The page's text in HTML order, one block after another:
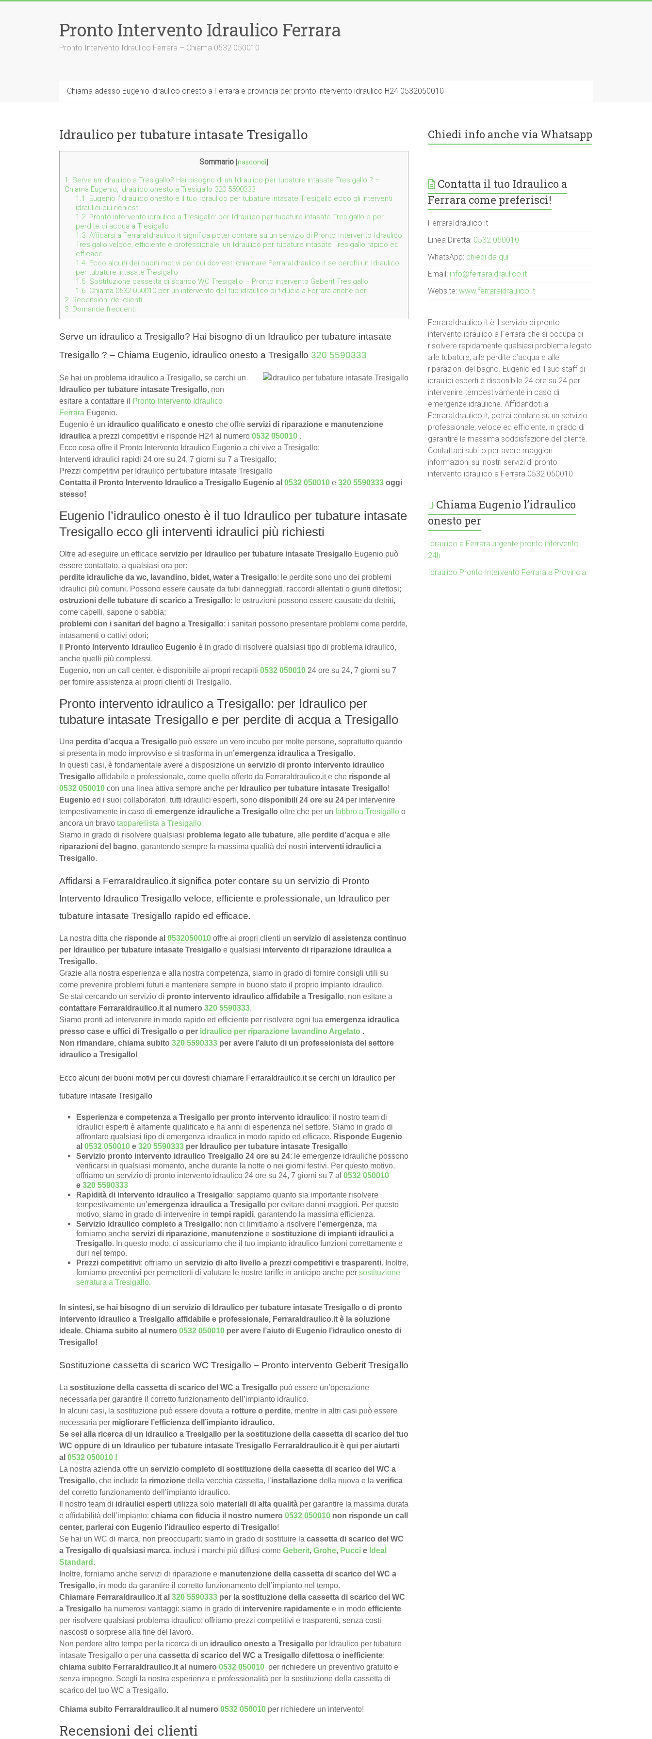
Pronto Intervento Idraulico Ferrara
Pronto Intervento Idraulico Ferrara – Chiama 0532 050010
Chiama adesso Eugenio idraulico onesto a Ferrara e provincia per pronto intervento idraulico H24 0532050010
Idraulico per tubature intasate Tresigallo
Sommario nascondi
1. Serve un idraulico a Tresigallo? Hai bisogno di un Idraulico per tubature intasate Tresigallo ? –
Chiama Eugenio, idraulico onesto a Tresigallo 320 5590333
1.1. Eugenio l’idraulico onesto è il tuo Idraulico per tubature intasate Tresigallo ecco gli interventi
idraulici più richiesti
1.2. Pronto intervento idraulico a Tresigallo: per Idraulico per tubature intasate Tresigallo e per
perdite di acqua a Tresigallo
1.3. Affidarsi a FerraraIdraulico.it significa poter contare su un servizio di Pronto Intervento Idraulico
Tresigallo veloce, efficiente e professionale, un Idraulico per tubature intasate Tresigallo rapido ed
efficace.
1.4. Ecco alcuni dei buoni motivi per cui dovresti chiamare FerraraIdraulico.it se cerchi un Idraulico
per tubature intasate Tresigallo
1.5. Sostituzione cassetta di scarico WC Tresigallo – Pronto intervento Geberit Tresigallo
1.6. Chiama 0532 050010 per un intervento del tuo idraulico di fiducia a Ferrara anche per:
2. Recensioni dei clienti
3. Domande frequenti
Serve un idraulico a Tresigallo? Hai bisogno di un Idraulico per tubature intasate
Tresigallo ? – Chiama Eugenio, idraulico onesto a Tresigallo 320 5590333
Se hai un problema idraulico a Tresigallo, se cerchi un
Idraulico per tubature intasate Tresigallo, non
esitare a contattare il
Pronto Intervento Idraulico
Ferrara Eugenio.
Eugenio è un idraulico qualificato e onesto che offre servizi di riparazione e manutenzione
idraulica a prezzi competitivi e risponde H24 al numero 0532 050010 .
Ecco cosa offre il Pronto Intervento Idraulico Eugenio a chi vive a Tresigallo:
Interventi idraulici rapidi 24 ore su 24, 7 giorni su 7 a Tresigallo;
Prezzi competitivi per Idraulico per tubature intasate Tresigallo
Contatta il Pronto Intervento Idraulico a Tresigallo Eugenio al 0532 050010 e 320 5590333 oggi
stesso!
Eugenio l’idraulico onesto è il tuo Idraulico per tubature intasate
Tresigallo ecco gli interventi idraulici più richiesti
Oltre ad eseguire un efficace servizio per Idraulico per tubature intasate Tresigallo Eugenio può
essere contattato, a qualsiasi ora per:
perdite idrauliche da wc, lavandino, bidet, water a Tresigallo: le perdite sono uno dei problemi
idraulici più comuni. Possono essere causate da tubi danneggiati, raccordi allentati o giunti difettosi;
ostruzioni delle tubature di scarico a Tresigallo: le ostruzioni possono essere causate da detriti,
come capelli, sapone o sabbia;
problemi con i sanitari del bagno a Tresigallo: i sanitari possono presentare problemi come perdite,
intasamenti o cattivi odori;
Pronto Intervento Idraulico Eugenio è in grado di risolvere qualsiasi tipo di problema idraulico,
anche quelli più complessi.
Eugenio, non un call center, è disponibile ai propri recapiti 0532 050010 24 ore su 24, 7 giorni su 7
per fornire assistenza ai propri clienti di Tresigallo.
Pronto intervento idraulico a Tresigallo: per Idraulico per
tubature intasate Tresigallo e per perdite di acqua a Tresigallo
Una perdita d’acqua a Tresigallo può essere un vero incubo per molte persone, soprattutto quando
si presenta in modo improvviso e si trasforma in un’emergenza idraulica a Tresigallo.
In questi casi, è fondamentale avere a disposizione un servizio di pronto intervento idraulico
Tresigallo affidabile e professionale, come quello offerto da FerraraIdraulico.it e che risponde al
0532 050010 con una linea attiva sempre anche per Idraulico per tubature intasate Tresigallo!
Eugenio ed i suoi collaboratori, tutti idraulici esperti, sono disponibili 24 ore su 24 per intervenire
tempestivamente in caso di emergenze idrauliche a Tresigallo oltre che per un fabbro a Tresigallo o
ancora un bravo tapparellista a Tresigallo
Siamo in grado di risolvere qualsiasi problema legato alle tubature, alle perdite d’acqua e alle
riparazioni del bagno, garantendo sempre la massima qualità dei nostri interventi idraulici a
Tresigallo.
Affidarsi a FerraraIdraulico.it significa poter contare su un servizio di Pronto
Intervento Idraulico Tresigallo veloce, efficiente e professionale, un Idraulico per
tubature intasate Tresigallo rapido ed efficace.
La nostra ditta che risponde al 0532050010 offre ai propri clienti un servizio di assistenza continuo
per Idraulico per tubature intasate Tresigallo e qualsiasi intervento di riparazione idraulica a
Tresigallo.
Grazie alla nostra esperienza e alla nostra competenza, siamo in grado di fornire consigli utili su
come prevenire problemi futuri e mantenere sempre in buono stato il proprio impianto idraulico.
Se stai cercando un servizio di pronto intervento idraulico affidabile a Tresigallo, non esitare a
contattare FerraraIdraulico.it al numero 320 5590333.
Siamo pronti ad intervenire in modo rapido ed efficiente per risolvere ogni tua emergenza idraulica
presso case e uffici di Tresigallo o per idraulico per riparazione lavandino Argelato .
Non rimandare, chiama subito 320 5590333 per avere l’aiuto di un professionista del settore
idraulico a Tresigallo!
Ecco alcuni dei buoni motivi per cui dovresti chiamare FerraraIdraulico.it se cerchi un Idraulico per
tubature intasate Tresigallo
Esperienza e competenza a Tresigallo per pronto intervento idraulico: il nostro team di
idraulici esperti è altamente qualificato e ha anni di esperienza nel settore. Siamo in grado di
affrontare qualsiasi tipo di emergenza idraulica in modo rapido ed efficace. Risponde Eugenio
al 0532 050010 e 320 5590333 per Idraulico per tubature intasate Tresigallo
Servizio pronto intervento idraulico Tresigallo 24 ore su 24: le emergenze idrauliche possono
verificarsi in qualsiasi momento, anche durante la notte o nei giorni festivi. Per questo motivo,
offriamo un servizio di pronto intervento idraulico 24 ore su 24, 7 giorni su 7 al 0532 050010
e 320 5590333
Rapidità di intervento idraulico a Tresigallo: sappiamo quanto sia importante risolvere
tempestivamente un’emergenza idraulica a Tresigallo per evitare danni maggiori. Per questo
motivo, siamo in grado di intervenire in tempi rapidi, garantendo la massima efficienza.
Servizio idraulico completo a Tresigallo: non ci limitiamo a risolvere l’emergenza, ma
forniamo anche servizi di riparazione, manutenzione e sostituzione di impianti idraulici a
Tresigallo. In questo modo, ci assicuriamo che il tuo impianto idraulico funzioni correttamente e
duri nel tempo.
Prezzi competitivi: offriamo un servizio di alto livello a prezzi competitivi e trasparenti. Inoltre,
forniamo preventivi per permetterti di valutare le nostre tariffe in anticipo anche per sostituzione
serratura a Tresigallo.
In sintesi, se hai bisogno di un servizio di Idraulico per tubature intasate Tresigallo o di pronto
intervento idraulico a Tresigallo affidabile e professionale, FerraraIdraulico.it è la soluzione
ideale. Chiama subito al numero 0532 050010 per avere l’aiuto di Eugenio l’idraulico onesto di
Tresigallo!
Sostituzione cassetta di scarico WC Tresigallo – Pronto intervento Geberit Tresigallo
La sostituzione della cassetta di scarico del WC a Tresigallo può essere un’operazione
necessaria per garantire il corretto funzionamento dell’impianto idraulico.
In alcuni casi, la sostituzione può essere dovuta a rotture o perdite, mentre in altri casi può essere
necessaria per migliorare l’efficienza dell’impianto idraulico.
Se sei alla ricerca di un idraulico a Tresigallo per la sostituzione della cassetta di scarico del tuo
WC oppure di un Idraulico per tubature intasate Tresigallo FerraraIdraulico.it è qui per aiutarti
al 0532 050010 !
La nostra azienda offre un servizio completo di sostituzione della cassetta di scarico del WC a
Tresigallo, che include la rimozione della vecchia cassetta, l’installazione della nuova e la verifica
del corretto funzionamento dell’impianto idraulico.
Il nostro team di idraulici esperti utilizza solo materiali di alta qualità per garantire la massima durata
e affidabilità dell’impianto: chiama con fiducia il nostro numero 0532 050010 non risponde un call
center, parlerai con Eugenio l’idraulico esperto di Tresigallo!
Se hai un WC di marca, non preoccuparti: siamo in grado di sostituire la cassetta di scarico del WC
a Tresigallo di qualsiasi marca, inclusi i marchi più diffusi come Geberit, Grohe, Pucci e Ideal
Standard .
Inoltre, forniamo anche servizi di riparazione e manutenzione della cassetta di scarico del WC a
Tresigallo, in modo da garantire il corretto funzionamento dell’impianto nel tempo.
Chiamare FerraraIdraulico.it al 320 5590333 per la sostituzione della cassetta di scarico del WC
a Tresigallo ha numerosi vantaggi: siamo in grado di intervenire rapidamente e in modo efficiente
per risolvere qualsiasi problema idraulico; offriamo prezzi competitivi e trasparenti, senza costi
nascosti o sorprese alla fine del lavoro.
Non perdere altro tempo per la ricerca di un idraulico onesto a Tresigallo per Idraulico per tubature
intasate Tresigallo o per una cassetta di scarico del WC a Tresigallo difettosa o inefficiente:
chiama subito FerraraIdraulico.it al numero 0532 050010 per richiedere un preventivo gratuito e
senza impegno. Scegli la nostra esperienza e professionalità per la sostituzione della cassetta di
scarico del tuo WC a Tresigallo.
Chiama subito FerraraIdraulico.it al numero 0532 050010 per richiedere un intervento!
Recensioni dei clienti
Chiedi info anche via Whatsapp
Contatta il tuo Idraulico a
Ferrara come preferisci!
FerraraIdraulico.it
Linea Diretta: 0532 050010
WhatsApp: chiedi da qui
Email: info@ferraraidraulico.it
Website:www.ferraraidraulico.it
FerraraIdraulico.it è il servizio di pronto
intervento idraulico a Ferrara che si occupa di
risolvere rapidamente qualsiasi problema legato
alle tubature, alle perdite d’acqua e alle
riparazioni del bagno. Eugenio ed il suo staff di
idraulici esperti è disponibile 24 ore su 24 per
intervenire tempestivamente in caso di
emergenze idrauliche. Affidandoti a
FerraraIdraulico.it, potrai contare su un servizio
professionale, veloce ed efficiente, in grado di
garantire la massima soddisfazione del cliente.
Contattaci subito per avere maggiori
informazioni sui nostri servizi di pronto
intervento idraulico a Ferrara 0532 050010
Chiama Eugenio l’idraulico
onesto per
Idraulico a Ferrara urgente pronto intervento
24h
Idraulico Pronto Intervento Ferrara e Provincia